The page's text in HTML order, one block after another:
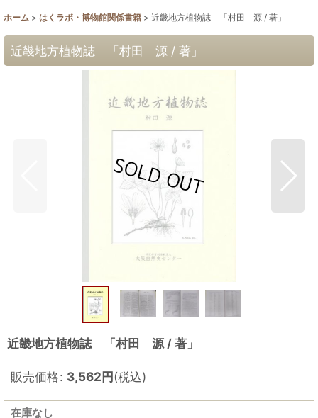
ホーム > はくラボ・博物館関係書籍 > 近畿地方植物誌 「村田 源 / 著」
近畿地方植物誌 「村田 源 / 著」
近畿地方植物誌 「村田 源 / 著」
販売価格: 3,562円(税込)
在庫なし